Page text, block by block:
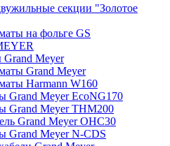
секции "Золотое
на фольге GS
Grand Meyer
Grand Meyer
Harmann W160
Grand Meyer EcoNG170
Grand Meyer THM200
Grand Meyer OHC30
Grand Meyer N-CDS